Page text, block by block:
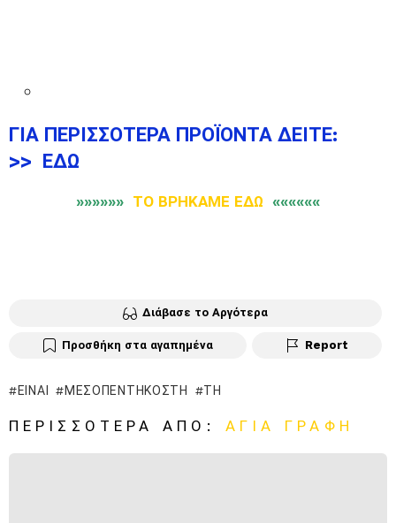
ΓΙΑ ΠΕΡΙΣΣΟΤΕΡΑ ΠΡΟΪΟΝΤΑ ΔΕΙΤΕ:
>> ΕΔΩ
»»»»»» ΤΟ ΒΡΗΚΑΜΕ ΕΔΩ ««««««
Διάβασε το Αργότερα
Προσθήκη στα αγαπημένα Report
ΕΊΝΑΙ ΜΕΣΟΠΕΝΤΗΚΟΣΤΉ ΤΗ
ΠΕΡΙΣΣΌΤΕΡΑ ΑΠΌ: ΑΓΙΑ ΓΡΑΦΗ